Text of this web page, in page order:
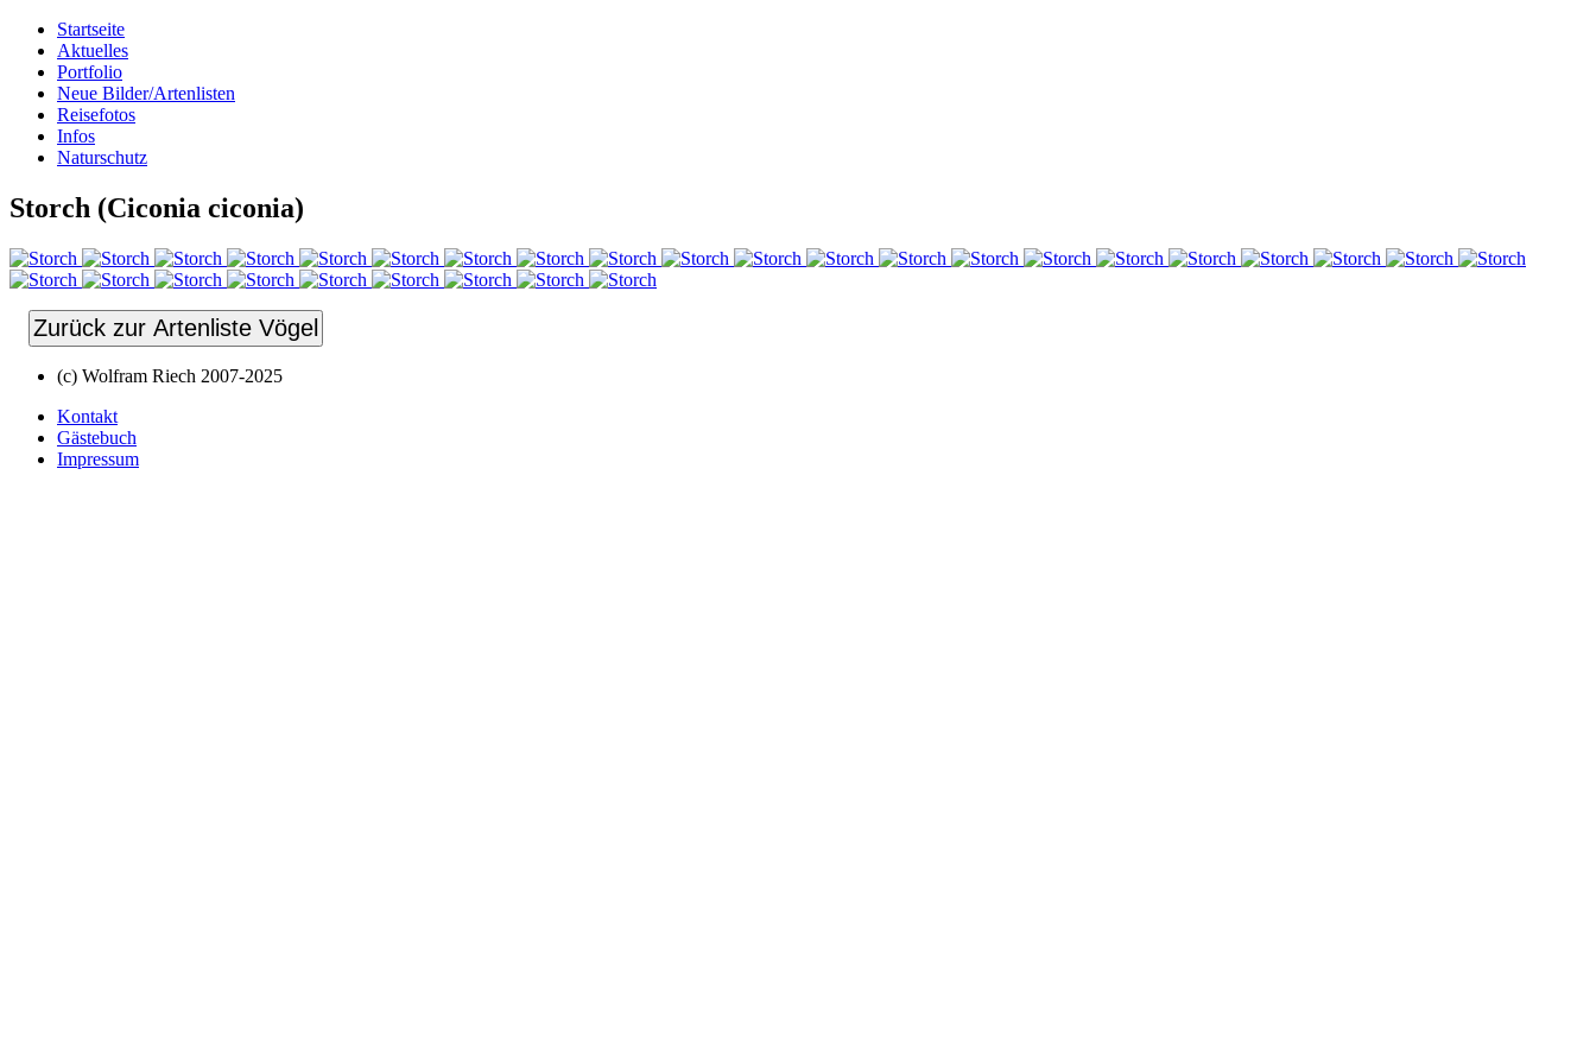
Startseite
Aktuelles
Portfolio
Neue Bilder/Artenlisten
Reisefotos
Infos
Naturschutz
Storch (Ciconia ciconia)
Zurück zur Artenliste Vögel
(c) Wolfram Riech 2007-2025
Kontakt
Gästebuch
Impressum